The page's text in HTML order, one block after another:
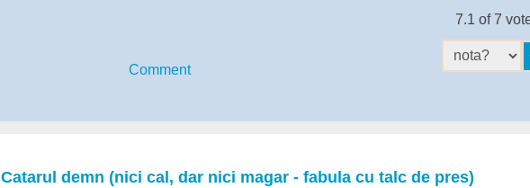
Comment
7.1 of 7
Catarul demn (nici cal, dar nici magar - fabula cu talc de pres)